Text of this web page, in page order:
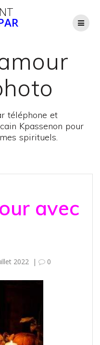
téléphone et
Kpassenon pour
spirituels.
avec
2022 | 0